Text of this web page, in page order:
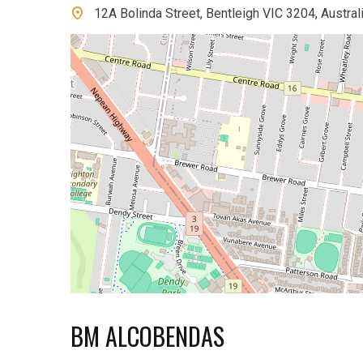
12A Bolinda Street, Bentleigh VIC 3204,
BM ALCOBENDAS